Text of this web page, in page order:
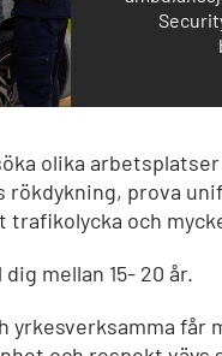
olika
prova
trafikolycka och
mellan 15- 20 år.
yrkesverksamma får